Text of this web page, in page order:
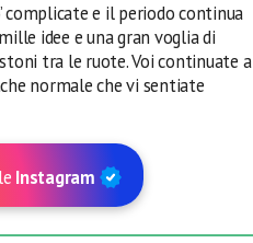
complicate e il periodo continua
idee e una gran voglia di
tra le ruote. Voi continuate a
normale che vi sentiate
Instagram